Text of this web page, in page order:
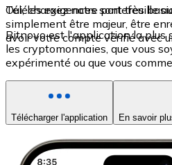
Oui, les exigences sont très
simplement être majeur, être
avoir votre compte vérifié avec
Téléchargez notre portefeuille
Bitnovo est l'application la plus
les cryptomonnaies, que vous
expérimenté ou que vous
Télécharger l'application En savoir